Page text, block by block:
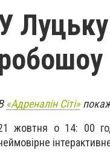
«Адреналін Сіті»
жовтня о 14: 00